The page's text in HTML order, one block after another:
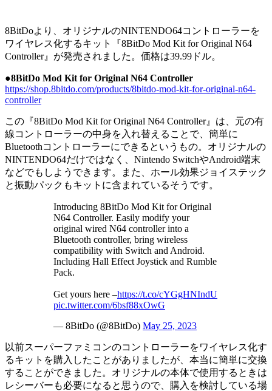
8BitDoより、オリジナルのNINTENDO64コントローラーを
ワイヤレス化するキット『8BitDo Mod Kit for Original N64
Controller』が発売されました。価格は39.99ドル。
●8BitDo Mod Kit for Original N64 Controller
https://shop.8bitdo.com/products/8bitdo-mod-kit-for-original-n64-
controller
この『8BitDo Mod Kit for Original N64 Controller』は、元の有
線コントローラーの中身を入れ替えることで、簡単に
Bluetoothコントローラーにできるというもの。オリジナルの
NINTENDO64だけではなく、Nintendo SwitchやAndroid端末
などでもしようできます。また、ホール効果ジョイステック
と振動パックもキットに含まれているそうです。
Introducing 8BitDo Mod Kit for Original
N64 Controller. Easily modify your
original wired N64 controller into a
Bluetooth controller, bring wireless
compatibility with Switch and Android.
Including Hall Effect Joystick and Rumble
Pack.
Get yours here –https://t.co/cYGgHNIndU
pic.twitter.com/6bsf88xOwG
— 8BitDo (@8BitDo) May 25, 2023
以前スーパーファミコンのコントローラーをワイヤレス化す
るキットを購入したことがありましたが、本当に簡単に交換
することができました。オリジナルの本体で使用するときは
レシーバーも必要になると思うので、購入を検討している場